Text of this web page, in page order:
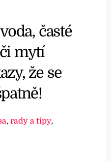
časté
mytí
že se
,rady a tipy,